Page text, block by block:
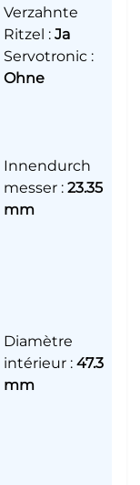
Verzahnte
Ritzel : Ja
Servotronic :
Ohne
Innendurch
messer : 23.35
mm
Diamètre
intérieur : 47.3
mm